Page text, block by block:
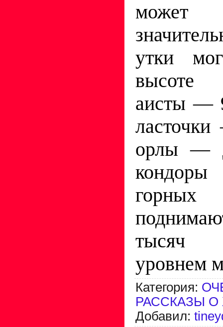
может
утки
высоте
аисты —
орлы —
горных
тысяч
уровнем
Категория:
РАССКАЗЫ
Добавил: